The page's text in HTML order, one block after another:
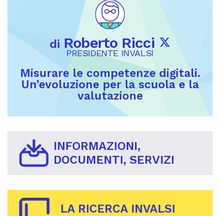
di Roberto Ricci
PRESIDENTE INVALSI
Misurare le competenze digitali.
Un’evoluzione per la scuola e la
valutazione
INFORMAZIONI,
DOCUMENTI, SERVIZI
LA RICERCA INVALSI